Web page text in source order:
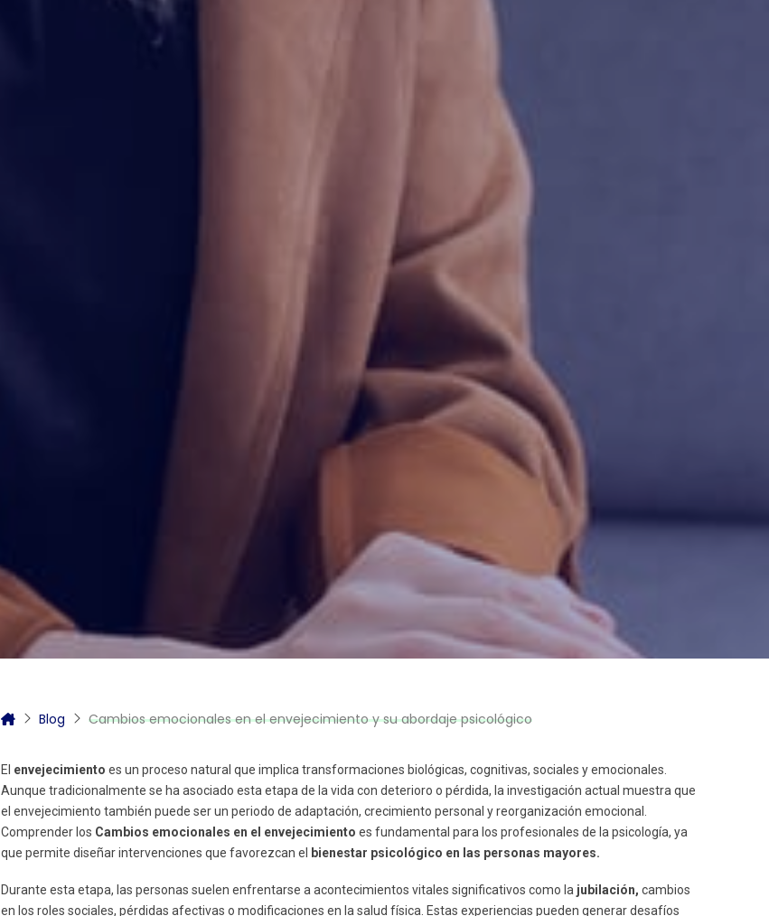
Blog Cambios emocionales en el envejecimiento y su abordaje psicológico
El envejecimiento es un proceso natural que implica transformaciones biológicas, cognitivas, sociales y emocionales.
Aunque tradicionalmente se ha asociado esta etapa de la vida con deterioro o pérdida, la investigación actual muestra que
el envejecimiento también puede ser un periodo de adaptación, crecimiento personal y reorganización emocional.
Comprender los Cambios emocionales en el envejecimiento es fundamental para los profesionales de la psicología, ya
que permite diseñar intervenciones que favorezcan el
bienestar psicológico en las personas mayores.
Durante esta etapa, las personas suelen enfrentarse a acontecimientos vitales significativos como la jubilación, cambios
en los roles sociales, pérdidas afectivas o modificaciones en la salud física. Estas experiencias pueden generar desafíos